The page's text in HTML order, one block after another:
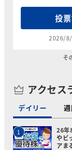
メールで送る
投
2026/
そ
アクセス
デイリー
1
26年
やビ
アま